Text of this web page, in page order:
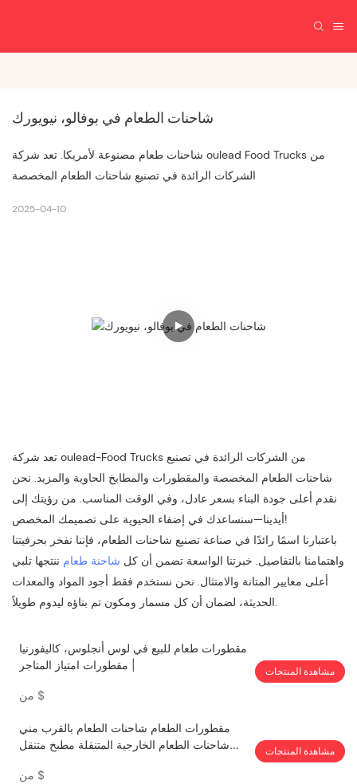
شاحنات الطعام في بوفالو، نيويورك
شاحنات طعام مصنوعة لأمريكا. تعد شركة oulead Food Trucks من
الشركات الرائدة في تصنيع شاحنات الطعام المخصصة
2025-04-10
تعد شركة oulead-Food Trucks من الشركات الرائدة في تصنيع
شاحنات الطعام المخصصة والمقطورات والمطابخ الحاوية والمزيد. نحن
نقدم أعلى جودة البناء بسعر عادل، وفي الوقت المناسب. من رؤيتك إلى
أيدينا—سنساعدك في إضفاء الحيوية على تصميمك المخصص!
باعتبارنا اسمًا رائدًا في صناعة تصنيع شاحنات الطعام، فإننا نفخر بحرفيتنا
واهتمامنا بالتفاصيل. خبرتنا الواسعة تضمن أن كل شاحنة طعام ننتجها تلبي
أعلى معايير المتانة والامتثال. نحن نستخدم فقط أجود المواد والمعدات
الحديثة، لضمان أن كل مسمار ومكون تم بناؤه ليدوم طويلاً.
مقطورات طعام للبيع في لوس أنجلوس، كاليفورنيا
| مقطورات امتياز المتاجر
$
مشاهدة المنتجات
مقطورات الطعام شاحنات الطعام بالقرب مني
شاحنات الطعام الخارجية المتنقلة مطبخ متنقل
$
مشاهدة المنتجات